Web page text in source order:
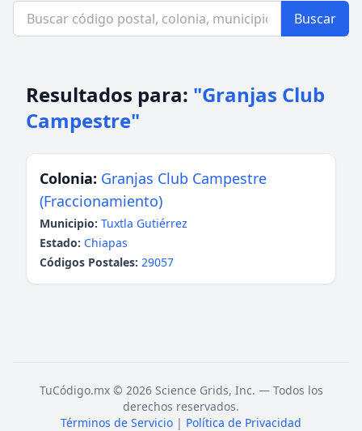
Buscar
Resultados para: "Granjas Club
Campestre"
Colonia: Granjas Club Campestre
(Fraccionamiento)
Municipio: Tuxtla Gutiérrez
Estado: Chiapas
Códigos Postales: 29057
TuCódigo.mx © 2026 Science Grids, Inc. — Todos los
derechos reservados.
Términos de Servicio | Política de Privacidad